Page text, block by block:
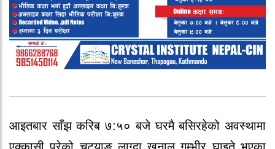
आइतबार साँझ करिब ७:५० बजे घरमै बसिरहेको अवस्थामा